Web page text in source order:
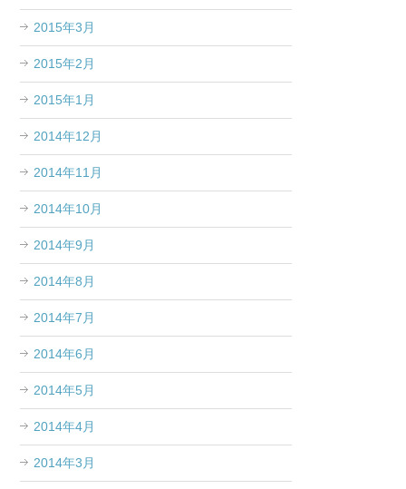
2015年3月
2015年2月
2015年1月
2014年12月
2014年11月
2014年10月
2014年9月
2014年8月
2014年7月
2014年6月
2014年5月
2014年4月
2014年3月